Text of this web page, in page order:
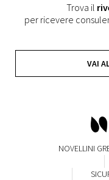
Trova il
per ricevere
VAI
NOVELLINI